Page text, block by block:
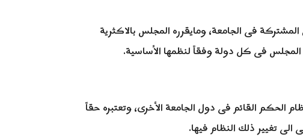
فى الجامعة، ومايقرره المجلس بالاكثرية
فى كل دولة وفقاً لنظمها الأساسية.
الحكم القائم فى دول الجامعة الأخرى، وتعتبره حقاً
تغيير ذلك النظام فيها.